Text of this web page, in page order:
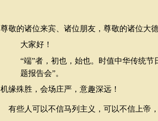
尊敬的诸位来宾、诸位朋友，尊敬的诸位大
大家好！
“端”者，初也，始也。时值中华传统
题报告会”。
机缘殊胜，会场庄严，意趣深远！
有些人可以不信马列主义，可以不信上帝